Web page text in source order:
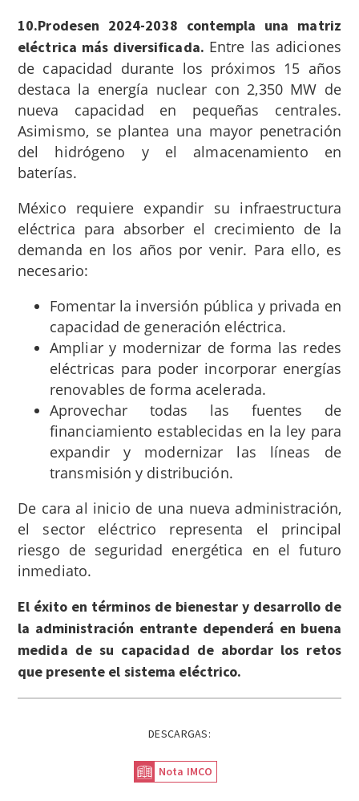
10.Prodesen 2024-2038 contempla una matriz
eléctrica más diversificada. Entre las adiciones
de capacidad durante los próximos 15 años
destaca la energía nuclear con 2,350 MW de
nueva capacidad en pequeñas centrales.
Asimismo, se plantea una mayor penetración
del hidrógeno y el almacenamiento en
baterías.
México requiere expandir su infraestructura
eléctrica para absorber el crecimiento de la
demanda en los años por venir. Para ello, es
necesario:
Fomentar la inversión pública y privada en
capacidad de generación eléctrica.
Ampliar y modernizar de forma las redes
eléctricas para poder incorporar energías
renovables de forma acelerada.
Aprovechar todas las fuentes de
financiamiento establecidas en la ley para
expandir y modernizar las líneas de
transmisión y distribución.
De cara al inicio de una nueva administración,
el sector eléctrico representa el principal
riesgo de seguridad energética en el futuro
inmediato.
El éxito en términos de bienestar y desarrollo de
la administración entrante dependerá en buena
medida de su capacidad de abordar los retos
que presente el sistema eléctrico.
DESCARGAS:
Nota IMCO